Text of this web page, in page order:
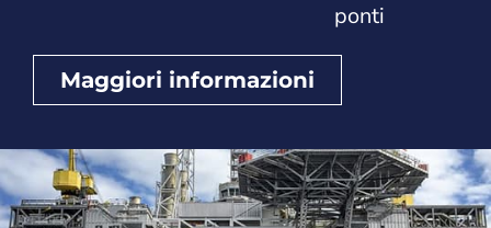
ponti
Maggiori informazioni